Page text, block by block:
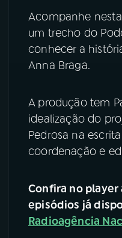
Acompanhe
um trecho do
conhecer a
Anna Braga.
A produção tem
idealização do
Pedrosa na
coordenação e
Confira no player
episódios já
Radioagência